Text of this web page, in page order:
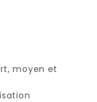
moyen et